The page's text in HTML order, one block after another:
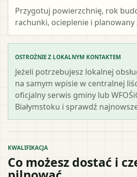
Przygotuj powierzchnię, rok
rachunki, ocieplenie i planowany
OSTROŻNIE Z LOKALNYM KONTAKTEM
Jeżeli potrzebujesz lokalnej
na samym wpisie w centralnej
oficjalny serwis gminy lub
Białymstoku i sprawdź
KWALIFIKACJA
Co możesz dostać i